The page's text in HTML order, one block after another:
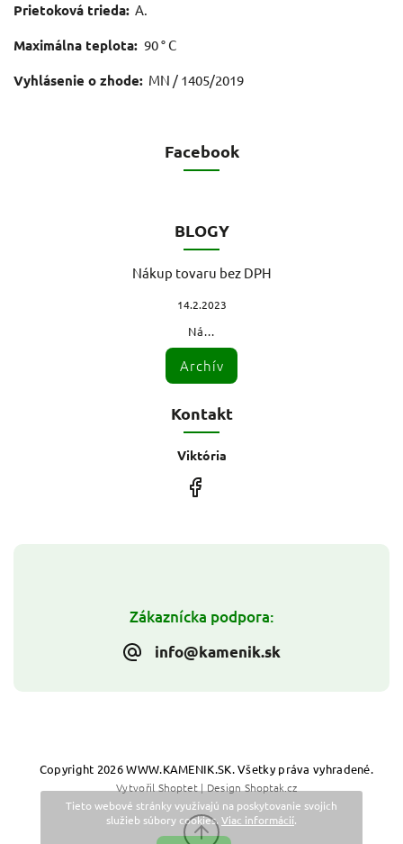
Tieto webové stránky využívajú na poskytovanie svojich
služieb súbory cookies. Viac informácií.
Prietoková trieda: A.
Maximálna teplota: 90 ° C
Vyhlásenie o zhode: MN / 1405/2019
Zákaznícka podpora:
info@kamenik.sk
Facebook
BLOGY
Nákup tovaru bez DPH
14.2.2023
Ná...
Archív
Kontakt
Viktória
Copyright 2026WWW.KAMENIK.SK. Všetky práva vyhradené.
Vytvořil Shoptet| Design Shoptak.cz